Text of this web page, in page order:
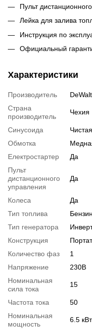
Пульт
Лейка для залива
Инструкция по
Официальный
Характеристики
Производитель
DeWalt
Страна
производитель
Чехия
Синусоида
Обмотка
Електростартер
Да
Пульт
дистанционного
управления
Да
Колеса
Да
Тип топлива
Бензин
Тип генератора
Конструкция
Количество фаз
1
Напряжение
230В
Номинальная
сила тока
15
Частота тока
50
Номинальная
мощность
6.5 кВт